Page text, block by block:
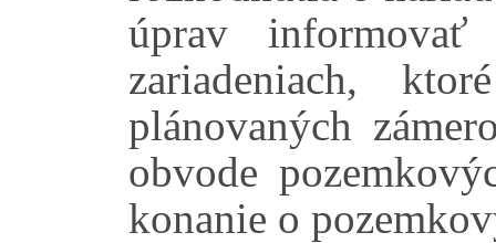
úprav
zariadeniach,
plánovaných
obvode
konanie o